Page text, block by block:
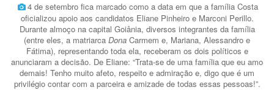
4 de setembro fica marcado como a data em que a família Costa
oficializou apoio aos candidatos Eliane Pinheiro e Marconi Perillo.
Durante almoço na capital Goiânia, diversos integrantes da família
(entre eles, a matriarca Dona Carmem e, Mariana, Alessandro e
Fátima), representando toda ela, receberam os dois políticos e
anunciaram a decisão. De Eliane: “Trata-se de uma família que eu amo
demais! Tenho muito afeto, respeito e admiração e, digo que é um
privilégio contar com a parceira e amizade de todas essas pessoas!”.